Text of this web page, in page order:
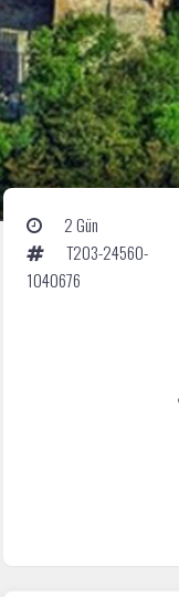
2 Gün
T203-24560-
1040676